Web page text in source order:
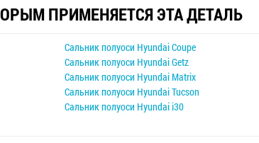
ПРИМЕНЯЕТСЯ ЭТА ДЕТАЛЬ
Сальник полуоси Hyundai Coupe
Сальник полуоси Hyundai Getz
Сальник полуоси Hyundai Matrix
Сальник полуоси Hyundai Tucson
Сальник полуоси Hyundai i30